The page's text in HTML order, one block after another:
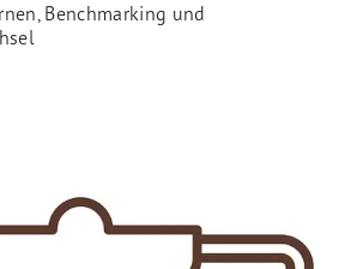
Benchmarking und